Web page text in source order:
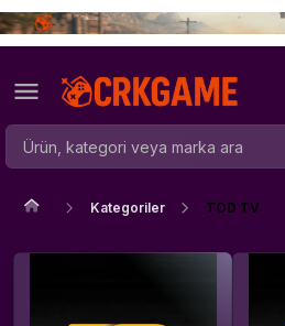
Kategoriler TOD TV